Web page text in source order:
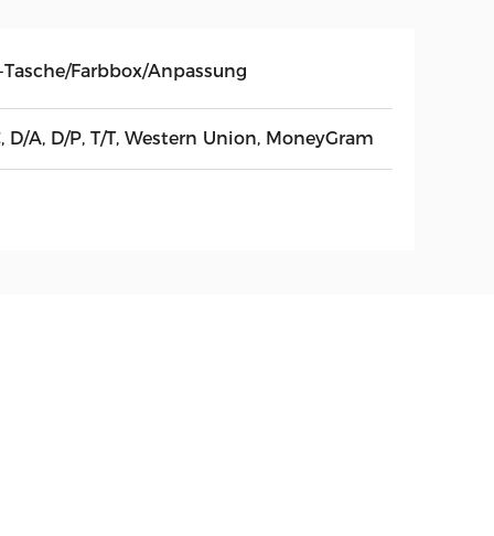
Tasche/Farbbox/Anpassung
D/A, D/P, T/T, Western Union, MoneyGram